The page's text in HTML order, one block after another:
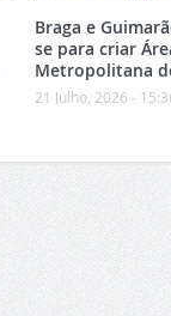
Braga e
se para criar
Metropolitana
21 Julho, 2026 -